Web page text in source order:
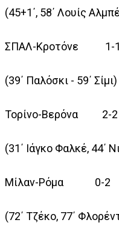
(45+1΄, 58΄ Λουίς
ΣΠΑΛ-Κροτόνε 1-1
(39΄ Παλόσκι - 59΄ Σίμι)
Τορίνο-Βερόνα 2-2
(31΄ Ιάγκο Φαλκέ, 44΄
Μίλαν-Ρόμα 0-2
(72΄ Τζέκο, 77΄